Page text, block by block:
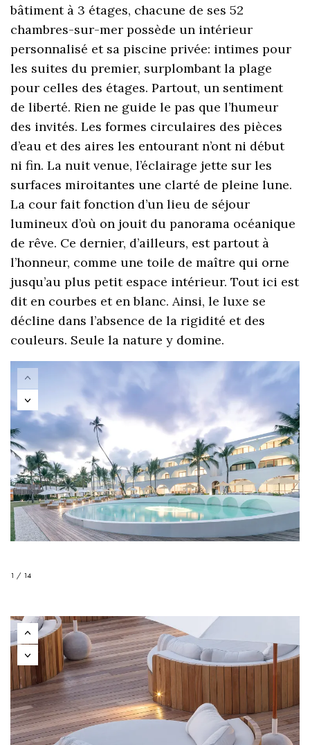
bâtiment à 3 étages, chacune de ses 52
chambres-sur-mer possède un intérieur
personnalisé et sa piscine privée: intimes pour
les suites du premier, surplombant la plage
pour celles des étages. Partout, un sentiment
de liberté. Rien ne guide le pas que l’humeur
des invités. Les formes circulaires des pièces
d’eau et des aires les entourant n’ont ni début
ni fin. La nuit venue, l’éclairage jette sur les
surfaces miroitantes une clarté de pleine lune.
La cour fait fonction d’un lieu de séjour
lumineux d’où on jouit du panorama océanique
de rêve. Ce dernier, d’ailleurs, est partout à
l’honneur, comme une toile de maître qui orne
jusqu’au plus petit espace intérieur. Tout ici est
dit en courbes et en blanc. Ainsi, le luxe se
décline dans l’absence de la rigidité et des
couleurs. Seule la nature y domine.
1 / 14